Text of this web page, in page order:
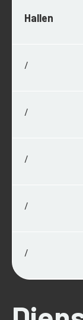
Hallen
/
/
/
/
/